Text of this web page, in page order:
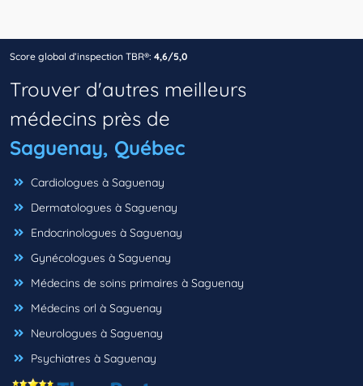
Score global d’inspection TBR®: 4,6/5,0
Trouver d'autres meilleurs
médecins près de
Saguenay, Québec
Cardiologues à Saguenay
Dermatologues à Saguenay
Endocrinologues à Saguenay
Gynécologues à Saguenay
Médecins de soins primaires à Saguenay
Médecins orl à Saguenay
Neurologues à Saguenay
Psychiatres à Saguenay